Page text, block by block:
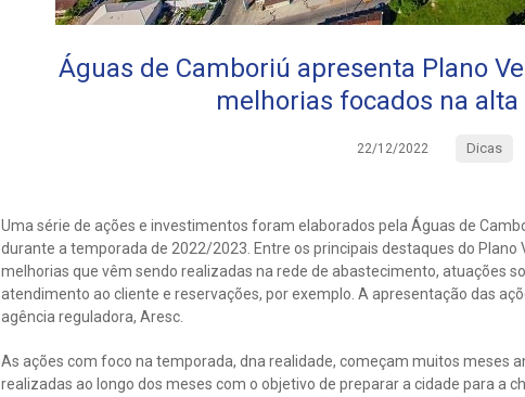
Águas de Camboriú apresenta Plano
melhorias focados na
22/12/2022 Dicas
Uma série de ações e investimentos foram elaborados pela Águas de
durante a temporada de 2022/2023. Entre os principais destaques do
melhorias que vêm sendo realizadas na rede de abastecimento, atuações
atendimento ao cliente e reservações, por exemplo. A apresentação das
agência reguladora, Aresc.
As ações com foco na temporada, dna realidade, começam muitos meses
realizadas ao longo dos meses com o objetivo de preparar a cidade para a